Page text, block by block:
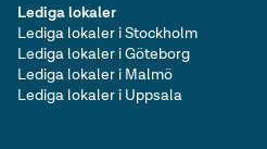
Lediga lokaler
Lediga lokaler i Stockholm
Lediga lokaler i Göteborg
Lediga lokaler i Malmö
Lediga lokaler i Uppsala